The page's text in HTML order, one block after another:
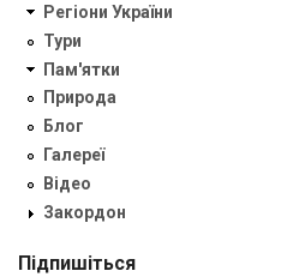
Регіони України
Тури
Пам'ятки
Природа
Блог
Галереї
Відео
Закордон
Підпишіться